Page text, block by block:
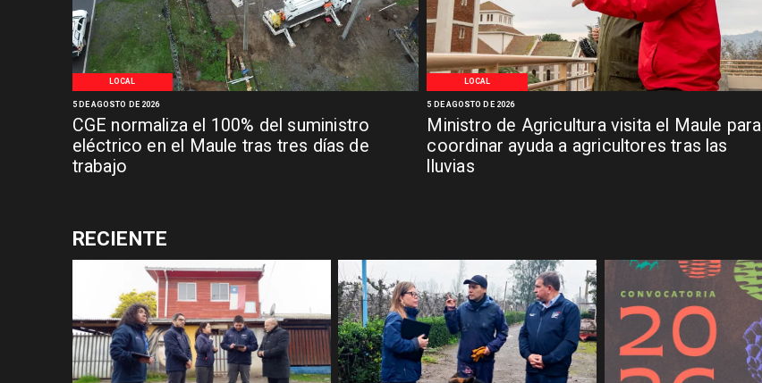
LOCAL
CGE normaliza el 100% del suministro
eléctrico en el Maule tras tres días de
trabajo
5 DE AGOSTO DE 2026
LOCAL
Ministro de Agricultura visita el Maule para
coordinar ayuda a agricultores tras las
lluvias
5 DE AGOSTO DE 2026
RECIENTE